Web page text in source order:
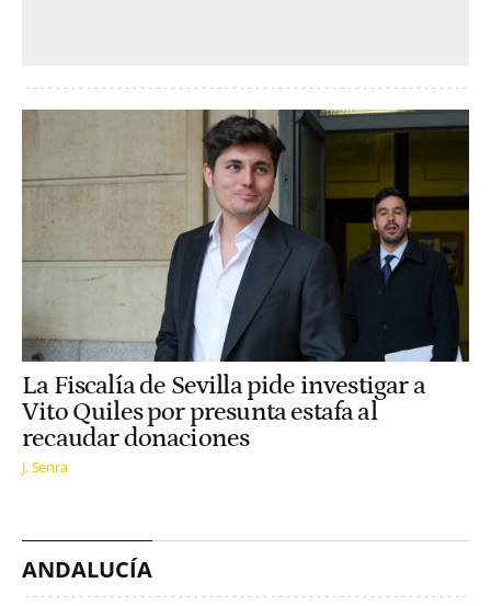
La Fiscalía de Sevilla pide investigar a
Vito Quiles por presunta estafa al
recaudar donaciones
J. Senra
ANDALUCÍA